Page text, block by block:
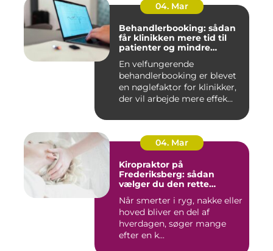
04. Mar
Behandlerbooking: sådan
får klinikken mere tid til
patienter og mindre
En velfungerende
behandlerbooking er blevet
en nøglefaktor for klinikker,
der vil arbejde mere effek...
04. Mar
Kiropraktor på
Frederiksberg: sådan
vælger du den rette
Når smerter i ryg, nakke eller
hoved bliver en del af
hverdagen, søger mange
efter en k...